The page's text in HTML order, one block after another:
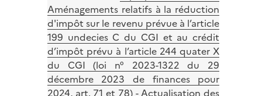
Aménagements relatifs à la réduction
d'impôt sur le revenu prévue à l’article
199 undecies C du CGI et au crédit
d’impôt prévu à l’article 244 quater X
du CGI (loi n° 2023-1322 du 29
décembre 2023 de finances pour